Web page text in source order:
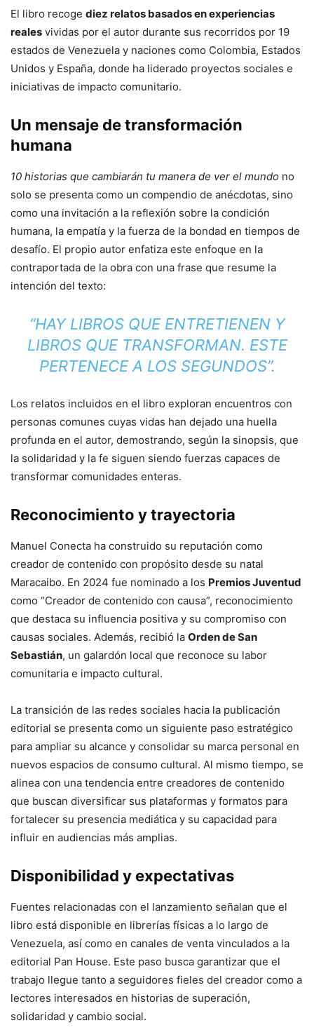
El libro recoge diez relatos basados en experiencias
reales vividas por el autor durante sus recorridos por 19
estados de Venezuela y naciones como Colombia, Estados
Unidos y España, donde ha liderado proyectos sociales e
iniciativas de impacto comunitario.
Un mensaje de transformación
humana
10 historias que cambiarán tu manera de ver el mundo no
solo se presenta como un compendio de anécdotas, sino
como una invitación a la reflexión sobre la condición
humana, la empatía y la fuerza de la bondad en tiempos de
desafío. El propio autor enfatiza este enfoque en la
contraportada de la obra con una frase que resume la
intención del texto:
“HAY LIBROS QUE ENTRETIENEN Y
LIBROS QUE TRANSFORMAN. ESTE
PERTENECE A LOS SEGUNDOS”.
Los relatos incluidos en el libro exploran encuentros con
personas comunes cuyas vidas han dejado una huella
profunda en el autor, demostrando, según la sinopsis, que
la solidaridad y la fe siguen siendo fuerzas capaces de
transformar comunidades enteras.
Reconocimiento y trayectoria
Manuel Conecta ha construido su reputación como
creador de contenido con propósito desde su natal
Maracaibo. En 2024 fue nominado a los Premios Juventud
como “Creador de contenido con causa”, reconocimiento
que destaca su influencia positiva y su compromiso con
causas sociales. Además, recibió la Orden de San
Sebastián, un galardón local que reconoce su labor
comunitaria e impacto cultural.
La transición de las redes sociales hacia la publicación
editorial se presenta como un siguiente paso estratégico
para ampliar su alcance y consolidar su marca personal en
nuevos espacios de consumo cultural. Al mismo tiempo, se
alinea con una tendencia entre creadores de contenido
que buscan diversificar sus plataformas y formatos para
fortalecer su presencia mediática y su capacidad para
influir en audiencias más amplias.
Disponibilidad y expectativas
Fuentes relacionadas con el lanzamiento señalan que el
libro está disponible en librerías físicas a lo largo de
Venezuela, así como en canales de venta vinculados a la
editorial Pan House. Este paso busca garantizar que el
trabajo llegue tanto a seguidores fieles del creador como a
lectores interesados en historias de superación,
solidaridad y cambio social.